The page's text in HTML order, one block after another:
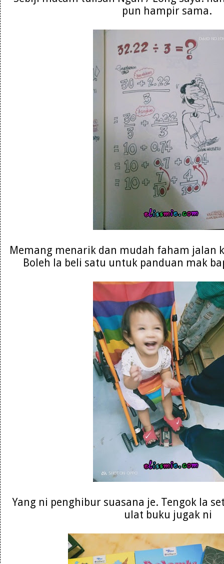
pun hampir sama.
Memang menarik dan mudah faham jalan
Boleh la beli satu untuk panduan mak
Yang ni penghibur suasana je. Tengok la
ulat buku jugak ni